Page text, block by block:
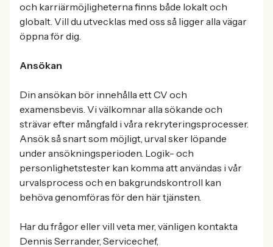
och karriärmöjligheterna finns både lokalt och
globalt. Vill du utvecklas med oss så ligger alla vägar
öppna för dig.
Ansökan
Din ansökan bör innehålla ett CV och
examensbevis. Vi välkomnar alla sökande och
strävar efter mångfald i våra rekryteringsprocesser.
Ansök så snart som möjligt, urval sker löpande
under ansökningsperioden. Logik- och
personlighetstester kan komma att användas i vår
urvalsprocess och en bakgrundskontroll kan
behöva genomföras för den här tjänsten.
Har du frågor eller vill veta mer, vänligen kontakta
Dennis Serrander, Servicechef,